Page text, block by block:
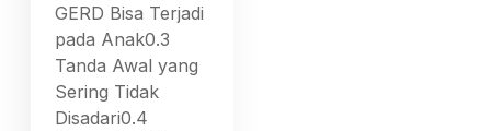
GERD Bisa Terjadi
pada Anak0.3
Tanda Awal yang
Sering Tidak
Disadari0.4